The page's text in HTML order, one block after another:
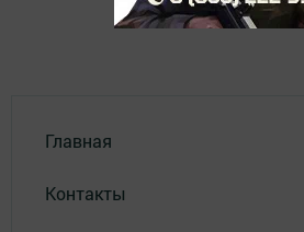
Главная
Контакты